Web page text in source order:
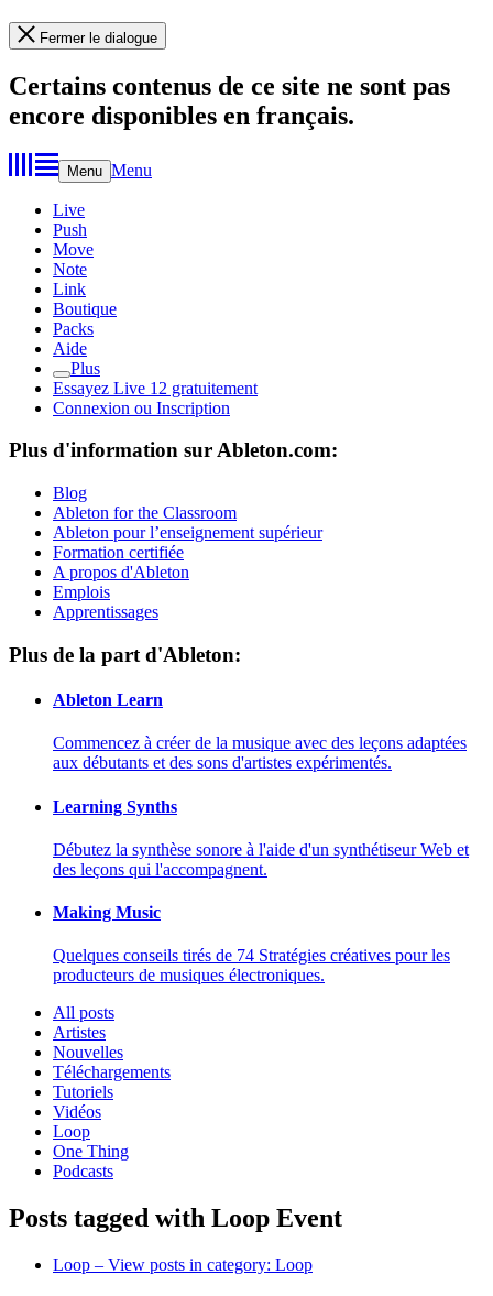
Fermer le dialogue
Certains contenus de ce site ne sont pas
encore disponibles en français.
Menu Menu
Live
Push
Move
Note
Link
Boutique
Packs
Aide
Plus
Essayez Live 12 gratuitement
Connexion ou Inscription
Plus d'information sur Ableton.com:
Blog
Ableton for the Classroom
Ableton pour l’enseignement supérieur
Formation certifiée
A propos d'Ableton
Emplois
Apprentissages
Plus de la part d'Ableton:
Ableton Learn
Commencez à créer de la musique avec des leçons adaptées
aux débutants et des sons d'artistes expérimentés.
Learning Synths
Débutez la synthèse sonore à l'aide d'un synthétiseur Web et
des leçons qui l'accompagnent.
Making Music
Quelques conseils tirés de 74 Stratégies créatives pour les
producteurs de musiques électroniques.
All posts
Artistes
Nouvelles
Téléchargements
Tutoriels
Vidéos
Loop
One Thing
Podcasts
Posts tagged with Loop Event
Loop – View posts in category: Loop